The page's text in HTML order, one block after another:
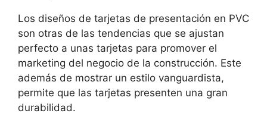
Los diseños de tarjetas de presentación en PVC
son otras de las tendencias que se ajustan
perfecto a unas tarjetas para promover el
marketing del negocio de la construcción. Este
además de mostrar un estilo vanguardista,
permite que las tarjetas presenten una gran
durabilidad.